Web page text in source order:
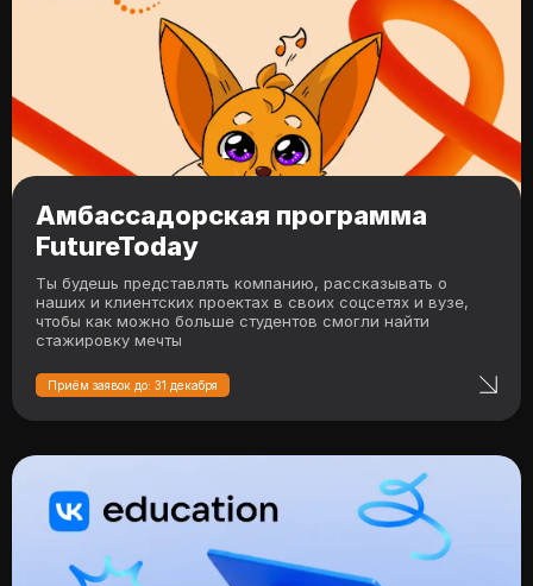
Амбассадорская программа
FutureToday
Ты будешь представлять компанию, рассказывать о
наших и клиентских проектах в своих соцсетях и вузе,
чтобы как можно больше студентов смогли найти
стажировку мечты
Приём заявок до: 31 декабря